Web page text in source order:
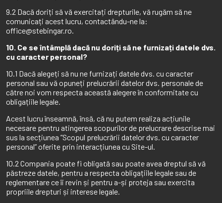
9.2 Dacă doriți să vă exercitați drepturile, vă rugăm să ne
comunicați acest lucru, contactându-ne la:
office@stebingar.ro.
10. Ce se întâmplă dacă nu doriți să ne furnizați datele dvs.
cu caracter personal?
10.1 Dacă alegeți să nu ne furnizați datele dvs. cu caracter
personal sau vă opuneți prelucrării datelor dvs. personale de
către noi vom respecta această alegere în conformitate cu
obligațiile legale.
Acest lucru înseamnă, însă, că nu putem realiza acțiunile
necesare pentru atingerea scopurilor de prelucrare descrise mai
sus la secțiunea ”Scopul prelucrării datelor dvs. cu caracter
personal” oferite prin interacțiunea cu Site-ul.
10.2 Compania poate fi obligată sau poate avea dreptul să vă
păstreze datele, pentru a respecta obligațiile legale sau de
reglementare ce îi revin și pentru a-și proteja sau exercita
propriile drepturi și interese legale.